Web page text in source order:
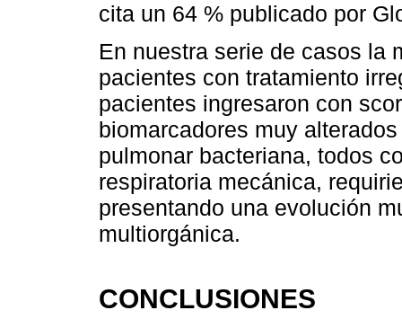
cita un 64 % publicado por
En nuestra serie de casos la
pacientes con tratamiento
pacientes ingresaron con
biomarcadores muy
pulmonar bacteriana, todos
respiratoria mecánica,
presentando una evolución
multiorgánica.
CONCLUSIONES